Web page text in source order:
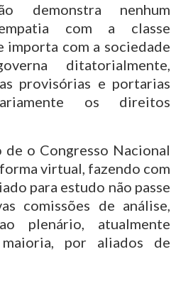
demonstra nenhum
com a classe
importa com a sociedade
ditatorialmente,
provisórias e portarias
os direitos
o Congresso Nacional
virtual, fazendo com
para estudo não passe
comissões de análise,
plenário, atualmente
por aliados de